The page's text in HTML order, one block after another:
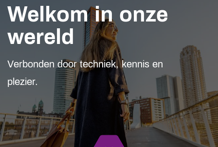
Welkom in onze
wereld
Verbonden door techniek, kennis en
plezier.